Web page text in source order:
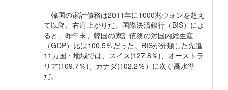
韓国の家計債務は2011年に1000兆ウォンを超え
て以降、右肩上がりだ。国際決済銀行（BIS）によ
ると、昨年末、韓国の家計債務の対国内総生産
（GDP）比は100.5％だった。BISが分類した先進
11カ国・地域では、スイス(127.8％)、オーストラ
リア(109.7％)、カナダ(102.2％）に次ぐ高水準
だ。